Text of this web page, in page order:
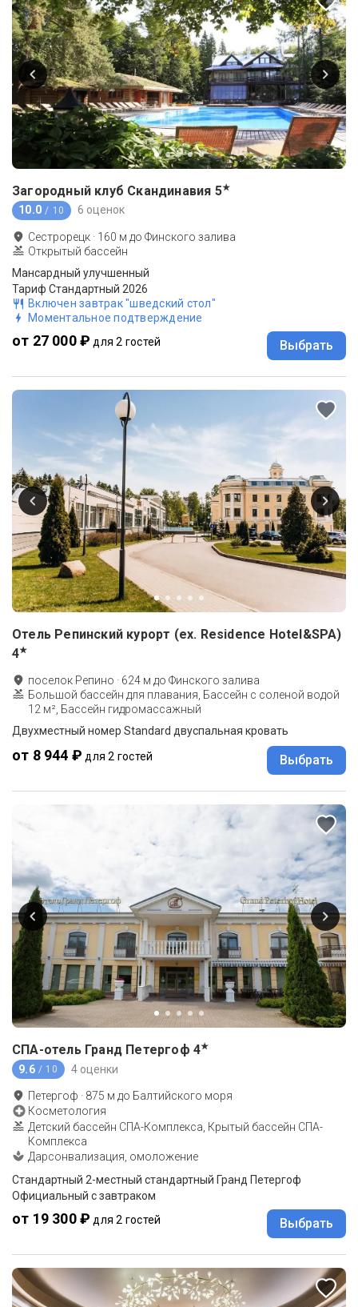
Загородный клуб Скандинавия 5★
10.0 / 10 6 оценок
Сестрорецк · 160 м до Финского залива
Открытый бассейн
Мансардный улучшенный
Тариф Стандартный 2026
Включен завтрак "шведский стол"
Моментальное подтверждение
от 27 000 ₽ для 2 гостей Выбрать
Отель Репинский курорт (ex. Residence Hotel&SPA)
4★
поселок Репино · 624 м до Финского залива
Большой бассейн для плавания, Бассейн с соленой водой
12 м², Бассейн гидромассажный
Двухместный номер Standard двуспальная кровать
от 8 944 ₽ для 2 гостей Выбрать
СПА-отель Гранд Петергоф 4★
9.6 / 10 4 оценки
Петергоф · 875 м до Балтийского моря
Косметология
Детский бассейн СПА-Комплекса, Крытый бассейн СПА-
Комплекса
Дарсонвализация, омоложение
Стандартный 2-местный стандартный Гранд Петергоф
Официальный с завтраком
от 19 300 ₽ для 2 гостей Выбрать